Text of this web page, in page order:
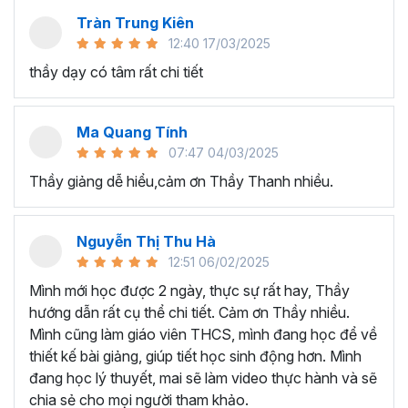
âm thanh ấn tượng cho các dự án cá nhân, quảng
cáo kinh doanh hoặc chiến dịch truyền thông xã hội.
Biết cách tối ưu hóa nội dung của bạn cho nhiều
nền tảng khác nhau để tiếp cận và thu hút nhiều đối
Nắm được phương pháp tìm kiếm nguồn tài nguyên
hình ảnh, âm thanh và video để sáng tạo video AI
cho riêng mình.
Biết cách tạo các câu lệnh cho AI chuẩn để tạo kết
Làm cho video của bạn trở nên sống động bằng
giọng nói tự nhiên và hấp dẫn bằng công nghệ
chuyển văn bản thành giọng nói miễn phí.
Thành thạo thực hànhtạo video bằng AIđa dạng
như video mở đầu, video thông nghiệp, video hoạt
hình, video quảng cáo, video tua nhanh 1 - 100
tuổi,...
Tràn Trung Kiên
12:40 17/03/2025
thầy dạy có tâm rất chi tiết
Ma Quang Tính
07:47 04/03/2025
Thầy giảng dễ hiểu,cảm ơn Thầy Thanh nhiều.
Nguyễn Thị Thu Hà
12:51 06/02/2025
Mình mới học được 2 ngày, thực sự rất hay, Thầy
hướng dẫn rất cụ thể chi tiết. Cảm ơn Thầy nhiều.
Mình cũng làm giáo viên THCS, mình đang học để về
thiết kế bài giảng, giúp tiết học sinh động hơn. Mình
đang học lý thuyết, mai sẽ làm video thực hành và sẽ
chia sẻ cho mọi người tham khảo.